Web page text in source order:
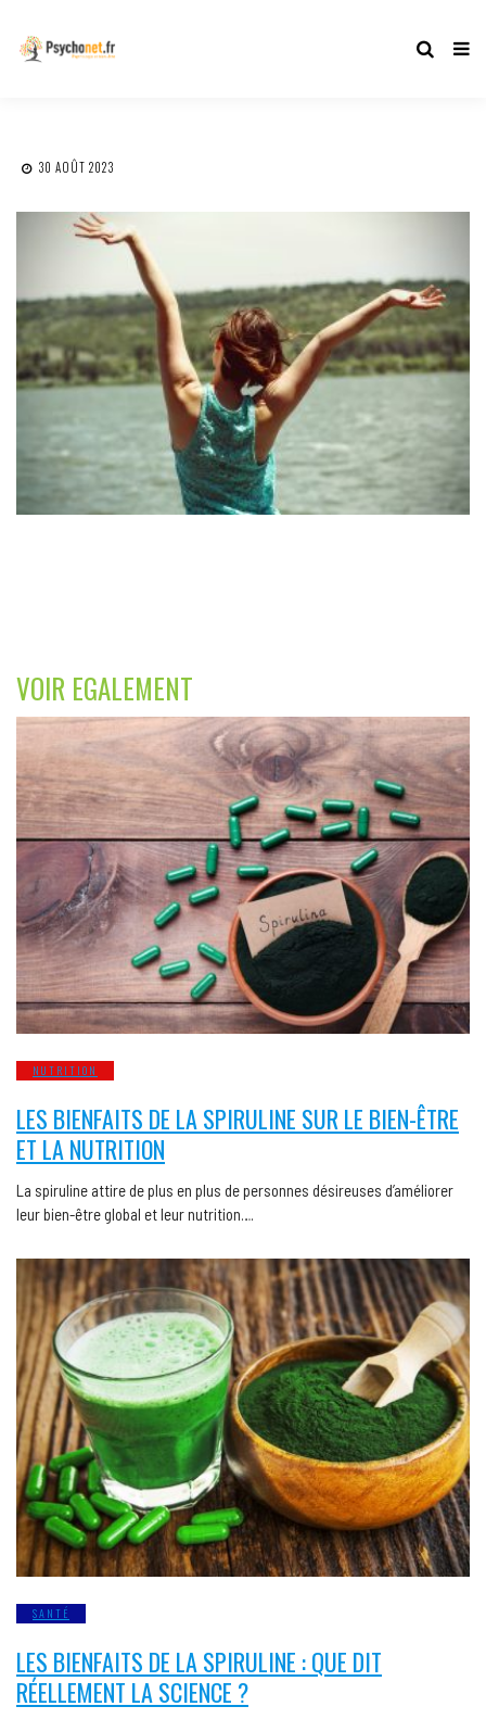
30 AOÛT 2023
VOIR EGALEMENT
NUTRITION
LES BIENFAITS DE LA SPIRULINE SUR LE BIEN-ÊTRE
ET LA NUTRITION
La spiruline attire de plus en plus de personnes désireuses d’améliorer
leur bien-être global et leur nutrition….
SANTÉ
LES BIENFAITS DE LA SPIRULINE : QUE DIT
RÉELLEMENT LA SCIENCE ?